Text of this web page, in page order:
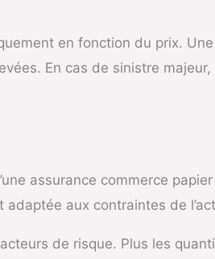
en fonction du prix.
En cas de sinistre
assurance commerce
aux contraintes de
de risque. Plus les